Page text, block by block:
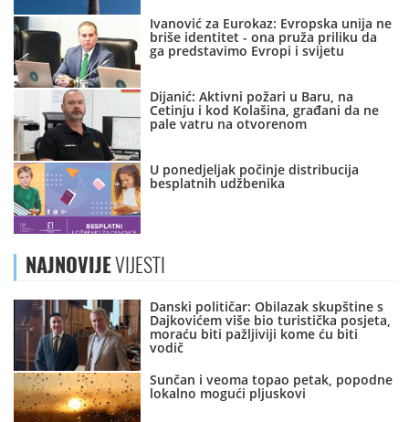
Ivanović za Eurokaz: Evropska unija ne
briše identitet - ona pruža priliku da
ga predstavimo Evropi i svijetu
Dijanić: Aktivni požari u Baru, na
Cetinju i kod Kolašina, građani da ne
pale vatru na otvorenom
U ponedjeljak počinje distribucija
besplatnih udžbenika
NAJNOVIJEVIJESTI
Danski političar: Obilazak skupštine s
Dajkovićem više bio turistička posjeta,
moraću biti pažljiviji kome ću biti
vodič
Sunčan i veoma topao petak, popodne
lokalno mogući pljuskovi